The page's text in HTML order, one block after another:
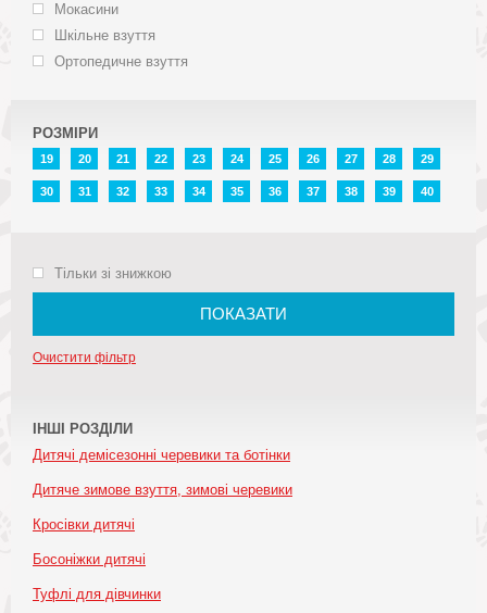
Мокасини
Шкільне взуття
Ортопедичне взуття
РОЗМІРИ
19 20 21 22 23 24 25 26 27 28 29
30 31 32 33 34 35 36 37 38 39 40
Тільки зі знижкою
ПОКАЗАТИ
Очистити фільтр
ІНШІ РОЗДІЛИ
Дитячі демісезонні черевики та ботінки
Дитяче зимове взуття, зимові черевики
Кросівки дитячі
Босоніжки дитячі
Туфлі для дівчинки